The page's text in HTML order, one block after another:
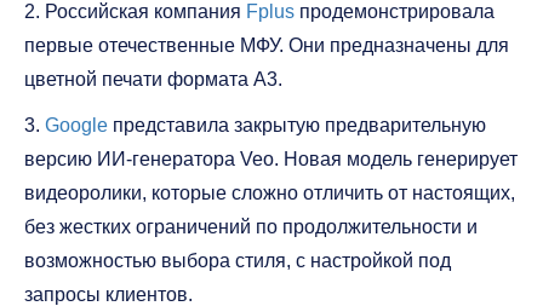
2. Российская компания Fplus продемонстрировала
первые отечественные МФУ. Они предназначены для
цветной печати формата А3.
3. Google представила закрытую предварительную
версию ИИ-генератора Veo. Новая модель генерирует
видеоролики, которые сложно отличить от настоящих,
без жестких ограничений по продолжительности и
возможностью выбора стиля, с настройкой под
запросы клиентов.